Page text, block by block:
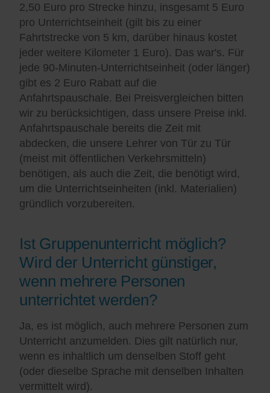
2,50 Euro pro Strecke hinzu, insgesamt 5 Euro
pro Unterrichtseinheit (gilt bis zu einer
Fahrtstrecke von 5 km, darüber hinaus kostet
jeder weitere Kilometer 1 Euro). Das war's. Für
jede 90-Minuten-Unterrichtseinheit (oder länger)
gibt es 2 Euro Rabatt auf die
Anfahrtspauschale. Bei Preisvergleichen bitten
wir zu berücksichtigen, dass unsere Preise inkl.
Anfahrtspauschale bereits die Zeit mit
abdecken, die unsere Lehrer von Tür zu Tür
(meist mit öffentlichen Verkehrsmitteln)
benötigen, als auch die Zeit, die benötigt wird,
um die Unterrichtseinheiten (inkl. Materialien)
gründlich vorzubereiten.
Ist Gruppenunterricht möglich?
Wird der Unterricht günstiger,
wenn mehrere Personen
unterrichtet werden?
Ja, es ist möglich, auch mehrere Personen zum
Unterricht anzumelden. Dies gilt natürlich nur,
wenn es inhaltlich um denselben Stoff geht
(oder dieselbe Sprache mit denselben Inhalten
vermittelt wird).